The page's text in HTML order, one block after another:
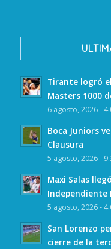
Tirante logró
Masters 1000
6 agosto, 2026 -
Boca Juniors
Clausura
5 agosto, 2026 -
Maxi Salas
Independiente
5 agosto, 2026 -
San Lorenzo
cierre de la